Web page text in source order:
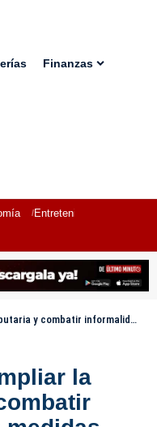
Finanzas
Entretenimiento
ante medidas fiscales del Gobierno
la